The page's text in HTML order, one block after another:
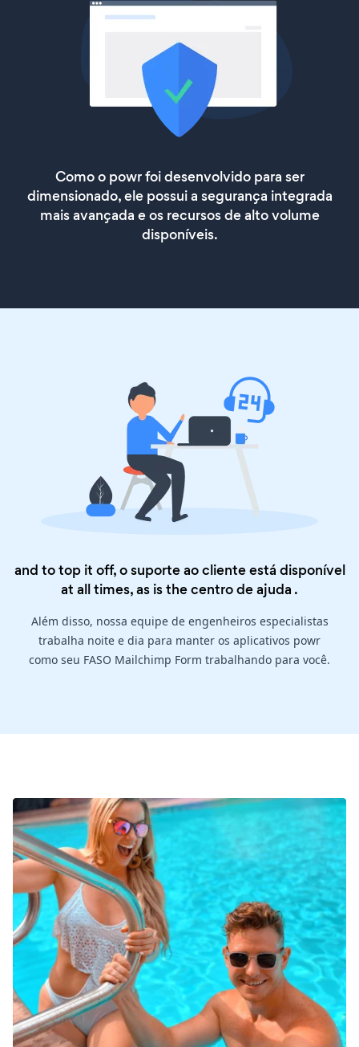
Como o powr foi desenvolvido para ser
dimensionado, ele possui a segurança integrada
mais avançada e os recursos de alto volume
disponíveis.
and to top it off, o suporte ao cliente está disponível
at all times, as is thecentro de ajuda .
Além disso, nossa equipe de engenheiros especialistas
trabalha noite e dia para manter os aplicativos powr
como seu FASO Mailchimp Form trabalhando para você.